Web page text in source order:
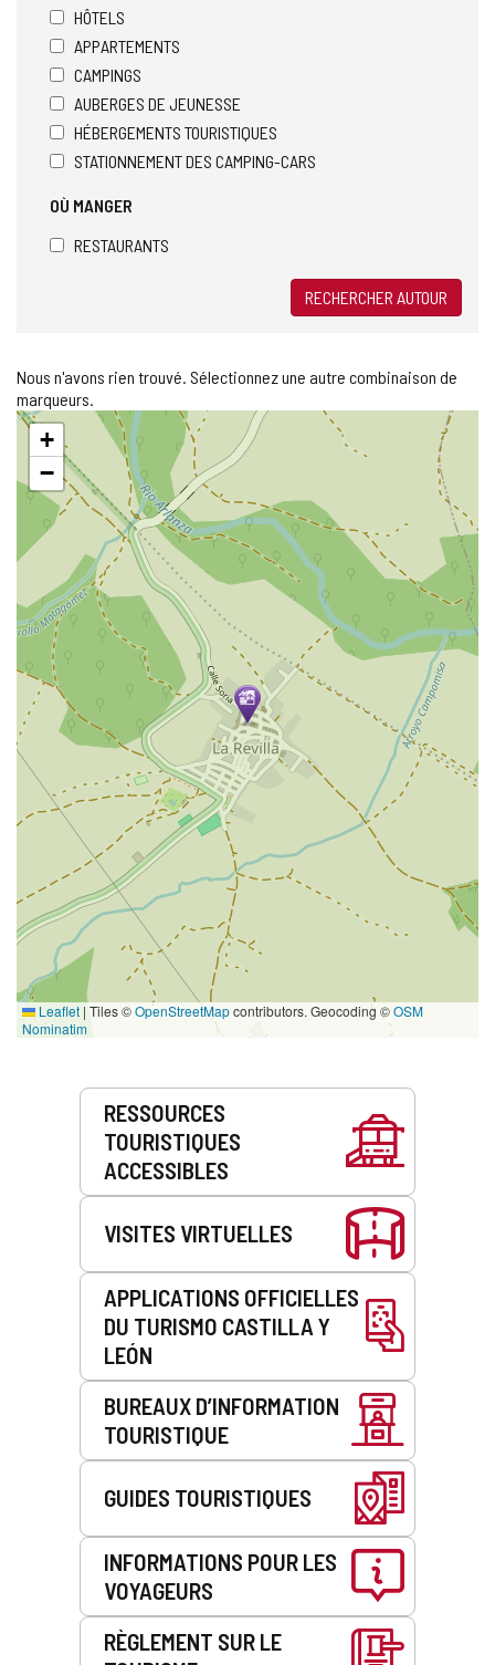
HÔTELS
APPARTEMENTS
CAMPINGS
AUBERGES DE JEUNESSE
HÉBERGEMENTS TOURISTIQUES
STATIONNEMENT DES CAMPING-CARS
OÙ MANGER
RESTAURANTS
RECHERCHER AUTOUR
Nous n'avons rien trouvé. Sélectionnez une autre combinaison de
marqueurs.
Sauter
carte
+
−
Leaflet | Tiles ©OpenStreetMapcontributors. Geocoding ©OSM
Nominatim
Prestations
RESSOURCES
TOURISTIQUES
ACCESSIBLES
VISITES VIRTUELLES
APPLICATIONS OFFICIELLES
DU TURISMO CASTILLA Y
LEÓN
BUREAUX D’INFORMATION
TOURISTIQUE
GUIDES TOURISTIQUES
INFORMATIONS POUR LES
VOYAGEURS
RÈGLEMENT SUR LE